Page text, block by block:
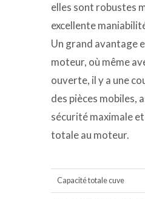
elles sont robustes
excellente
Un grand avantage
moteur, où même
ouverte, il y a une
des pièces mobiles,
sécurité maximale
totale au moteur.
Capacité totale cuve